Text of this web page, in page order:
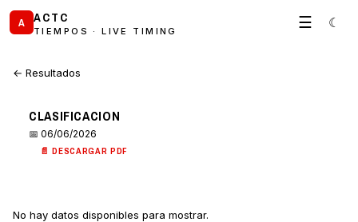
A ACTC
TIEMPOS · LIVE TIMING ☰ ☾
← Resultados
CLASIFICACION
📅 06/06/2026
📄 DESCARGAR PDF
No hay datos disponibles para mostrar.